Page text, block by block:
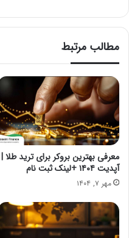
مطالب مرتبط
معرفی بهترین بروکر برای ترید طلا |
آپدیت ۱۴۰۴ +لینک ثبت نام
مهر ۷, ۱۴۰۴